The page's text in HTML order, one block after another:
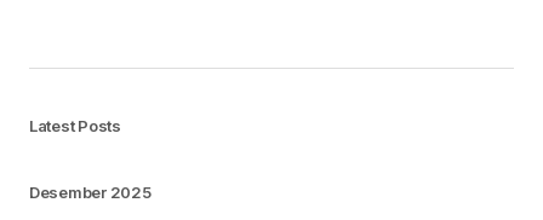
Latest Posts
Desember 2025